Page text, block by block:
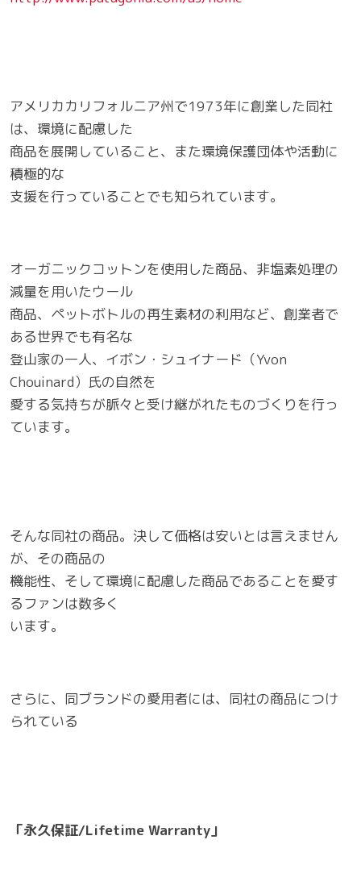
アメリカカリフォルニア州で1973年に創業した同社
は、環境に配慮した
商品を展開していること、また環境保護団体や活動に
積極的な
支援を行っていることでも知られています。
オーガニックコットンを使用した商品、非塩素処理の
減量を用いたウール
商品、ペットボトルの再生素材の利用など、創業者で
ある世界でも有名な
登山家の一人、イボン・シュイナード（Yvon
Chouinard）氏の自然を
愛する気持ちが脈々と受け継がれたものづくりを行っ
ています。
そんな同社の商品。決して価格は安いとは言えません
が、その商品の
機能性、そして環境に配慮した商品であることを愛す
るファンは数多く
います。
さらに、同ブランドの愛用者には、同社の商品につけ
られている
「永久保証/Lifetime Warranty」